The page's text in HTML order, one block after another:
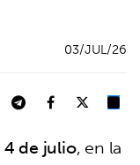
03/JUL/26
4 de julio, en la